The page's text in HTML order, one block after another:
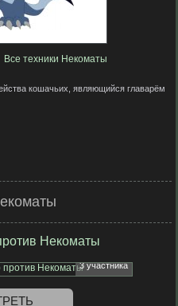
Все техники Некоматы
кошачьих, являющийся главарём
Некоматы
3 участника